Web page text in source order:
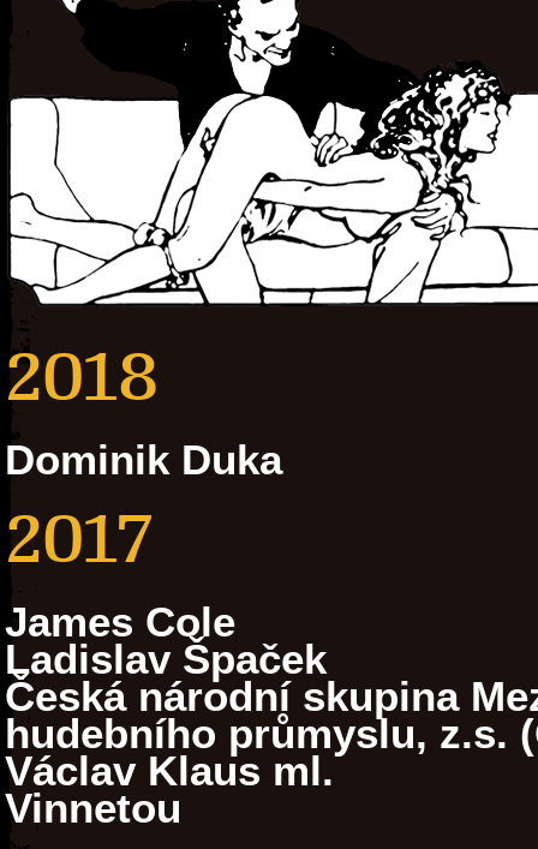
2018
Dominik Duka
2017
James Cole
Ladislav Špaček
Česká národní skupina
hudebního průmyslu, z.s.
Václav Klaus ml.
Vinnetou